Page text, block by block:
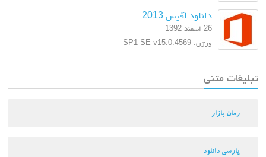
دانلود آفیس 2013
26 اسفند 1392
ورژن: SP1 SE v15.0.4569
تبلیغات متنی
رمان بازار
پارسی دانلود